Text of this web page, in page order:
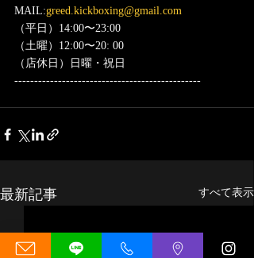
MAIL:greed.kickboxing@gmail.com
（平日）14:00〜23:00
（土曜）12:00〜20: 00
（店休日）日曜・祝日
-----------------------------------------------
最新記事 すべて表示